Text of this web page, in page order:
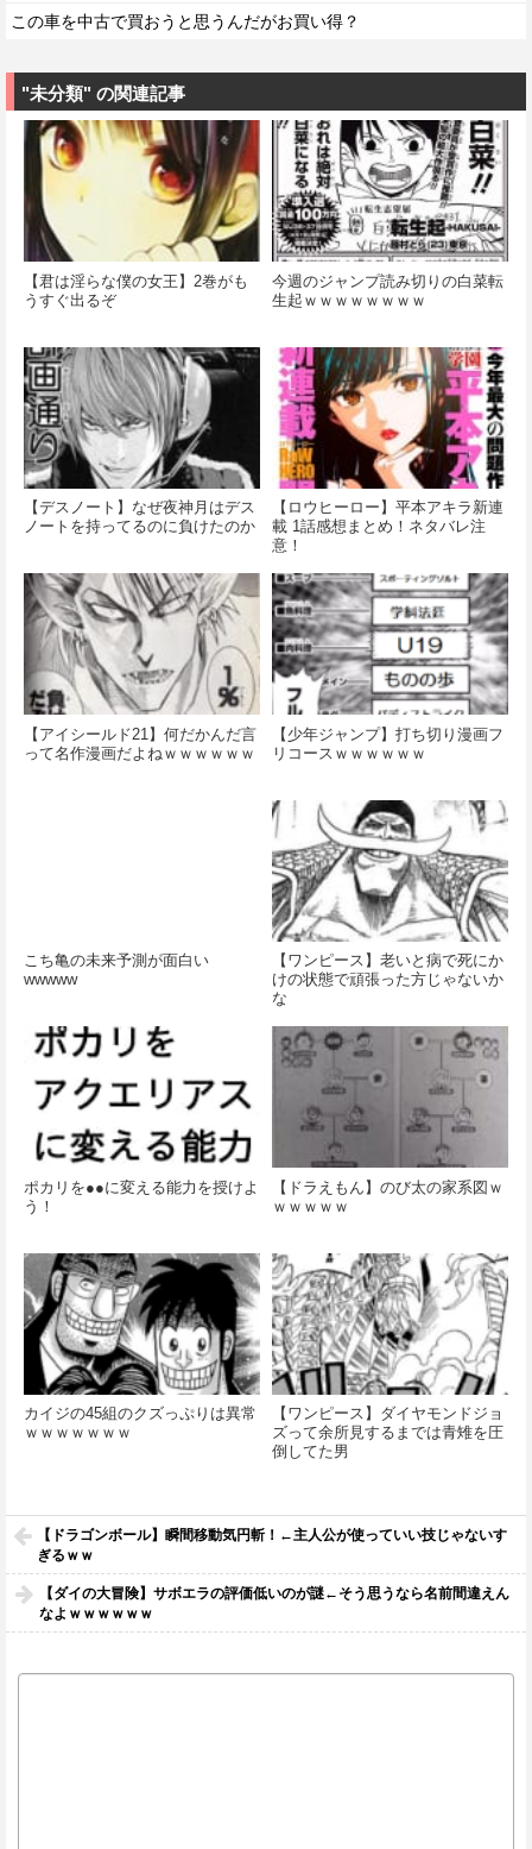
この車を中古で買おうと思うんだがお買い得？
"未分類" の関連記事
【君は淫らな僕の女王】2巻がも
うすぐ出るぞ
今週のジャンプ読み切りの白菜転
生起ｗｗｗｗｗｗｗｗ
【デスノート】なぜ夜神月はデス
ノートを持ってるのに負けたのか
【ロウヒーロー】平本アキラ新連
載 1話感想まとめ！ネタバレ注
意！
【アイシールド21】何だかんだ言
って名作漫画だよねｗｗｗｗｗｗ
【少年ジャンプ】打ち切り漫画フ
リコースｗｗｗｗｗｗ
こち亀の未来予測が面白い
wwwww
【ワンピース】老いと病で死にか
けの状態で頑張った方じゃないか
な
ポカリを●●に変える能力を授けよ
う！
【ドラえもん】のび太の家系図ｗ
ｗｗｗｗｗ
カイジの45組のクズっぷりは異常
ｗｗｗｗｗｗｗ
【ワンピース】ダイヤモンドジョ
ズって余所見するまでは青雉を圧
倒してた男
【ドラゴンボール】瞬間移動気円斬！←主人公が使っていい技じゃないす
ぎるｗｗ
【ダイの大冒険】サボエラの評価低いのが謎←そう思うなら名前間違えん
なよｗｗｗｗｗｗ